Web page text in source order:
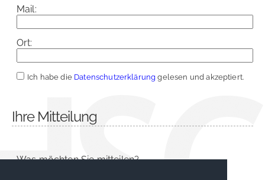
Mail:
Ort:
Ich habe die Datenschutzerklärung gelesen und akzeptiert.
Ihre Mitteilung
Was möchten Sie mitteilen?